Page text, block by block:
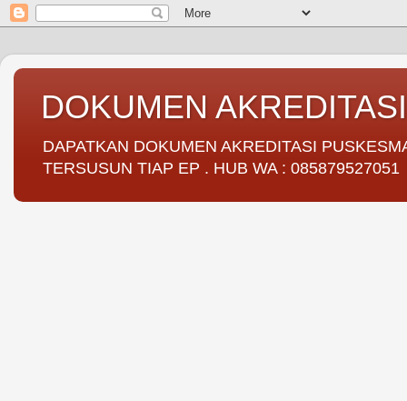
DOKUMEN
DAPATKAN DOKUMEN AKREDITASI
TERSUSUN TIAP EP . HUB WA : 085879527051